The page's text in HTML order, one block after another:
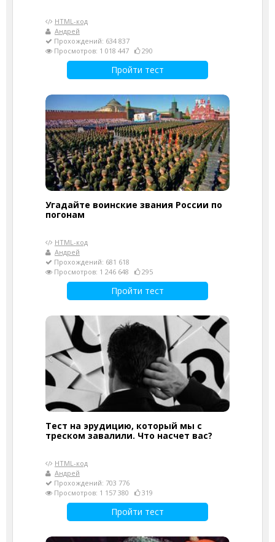
HTML-код
Андрей
Прохождений: 634 837
Просмотров: 1 018 447
290
Пройти тест
Угадайте воинские звания России по
погонам
HTML-код
Андрей
Прохождений: 681 618
Просмотров: 1 246 648
295
Пройти тест
Тест на эрудицию, который мы с
треском завалили. Что насчет вас?
HTML-код
Андрей
Прохождений: 703 776
Просмотров: 1 157 380
319
Пройти тест